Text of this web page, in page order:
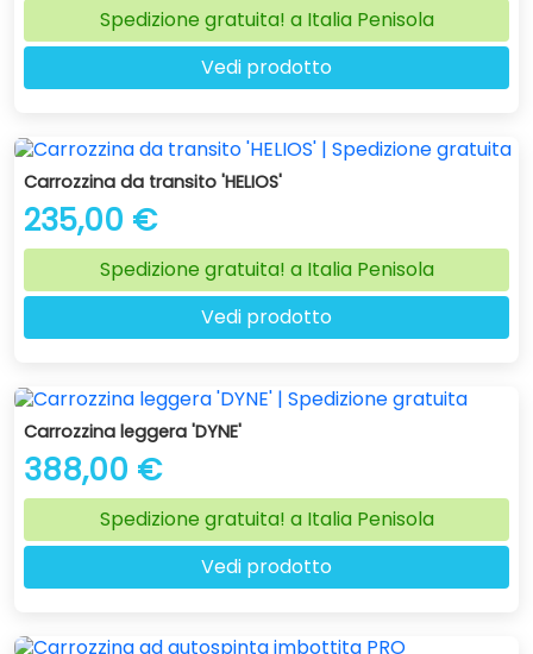
Spedizione gratuita! a Italia Penisola
Vedi prodotto
Carrozzina da transito 'HELIOS'
235,00 €
Spedizione gratuita! a Italia Penisola
Vedi prodotto
Carrozzina leggera 'DYNE'
388,00 €
Spedizione gratuita! a Italia Penisola
Vedi prodotto